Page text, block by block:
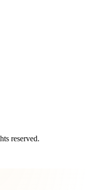
reserved.